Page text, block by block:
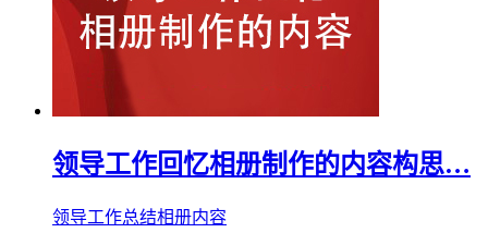
领导工作回忆相册制作的内容构思…
领导工作总结相册内容